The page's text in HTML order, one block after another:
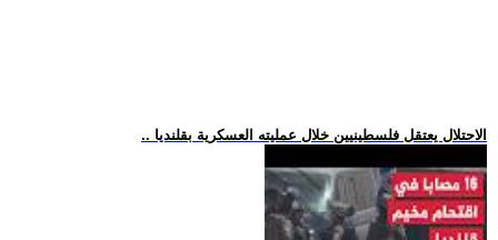
.. الاحتلال يعتقل فلسطينيين خلال عمليته العسكرية بقلنديا